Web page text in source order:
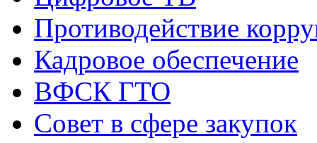
Противодействие
Кадровое обеспечение
ВФСК ГТО
Совет в сфере закупок